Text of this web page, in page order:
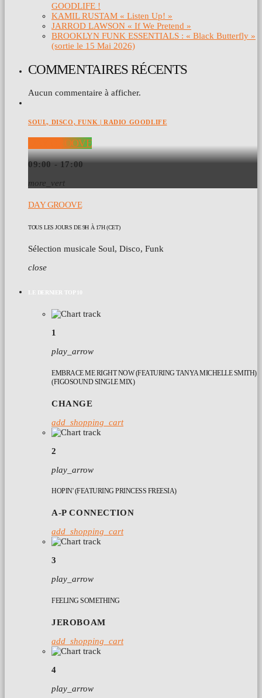
GOODLIFE !
KAMIL RUSTAM « Listen Up! »
JARROD LAWSON « If We Pretend »
BROOKLYN FUNK ESSENTIALS : « Black Butterfly »
(sortie le 15 Mai 2026)
COMMENTAIRES RÉCENTS
Aucun commentaire à afficher.
SOUL, DISCO, FUNK | RADIO GOODLIFE
DAY GROOVE
09:00 - 17:00
more_vert
DAY GROOVE
TOUS LES JOURS DE 9H À 17H (CET)
Sélection musicale Soul, Disco, Funk
close
LE DERNIER TOP 10
1
play_arrow
EMBRACE ME RIGHT NOW (FEATURING TANYA MICHELLE SMITH)
(FIGOSOUND SINGLE MIX)
CHANGE
add_shopping_cart
2
play_arrow
HOPIN' (FEATURING PRINCESS FREESIA)
A-P CONNECTION
add_shopping_cart
3
play_arrow
FEELING SOMETHING
JEROBOAM
add_shopping_cart
4
play_arrow